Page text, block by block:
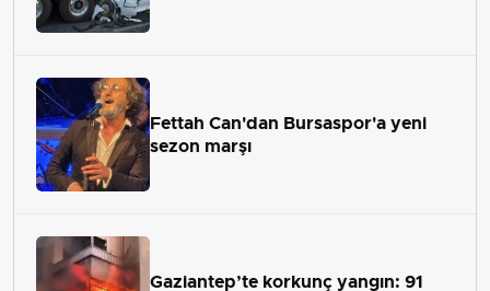
Fettah Can'dan Bursaspor'a yeni
sezon marşı
Gaziantep’te korkunç yangın: 91